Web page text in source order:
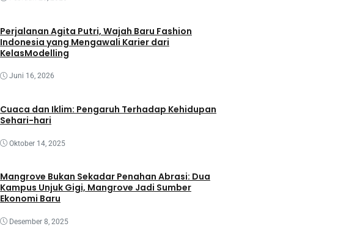
Perjalanan Agita Putri, Wajah Baru Fashion
Indonesia yang Mengawali Karier dari
KelasModelling
Juni 16, 2026
Cuaca dan Iklim: Pengaruh Terhadap Kehidupan
Sehari-hari
Oktober 14, 2025
Mangrove Bukan Sekadar Penahan Abrasi: Dua
Kampus Unjuk Gigi, Mangrove Jadi Sumber
Ekonomi Baru
Desember 8, 2025